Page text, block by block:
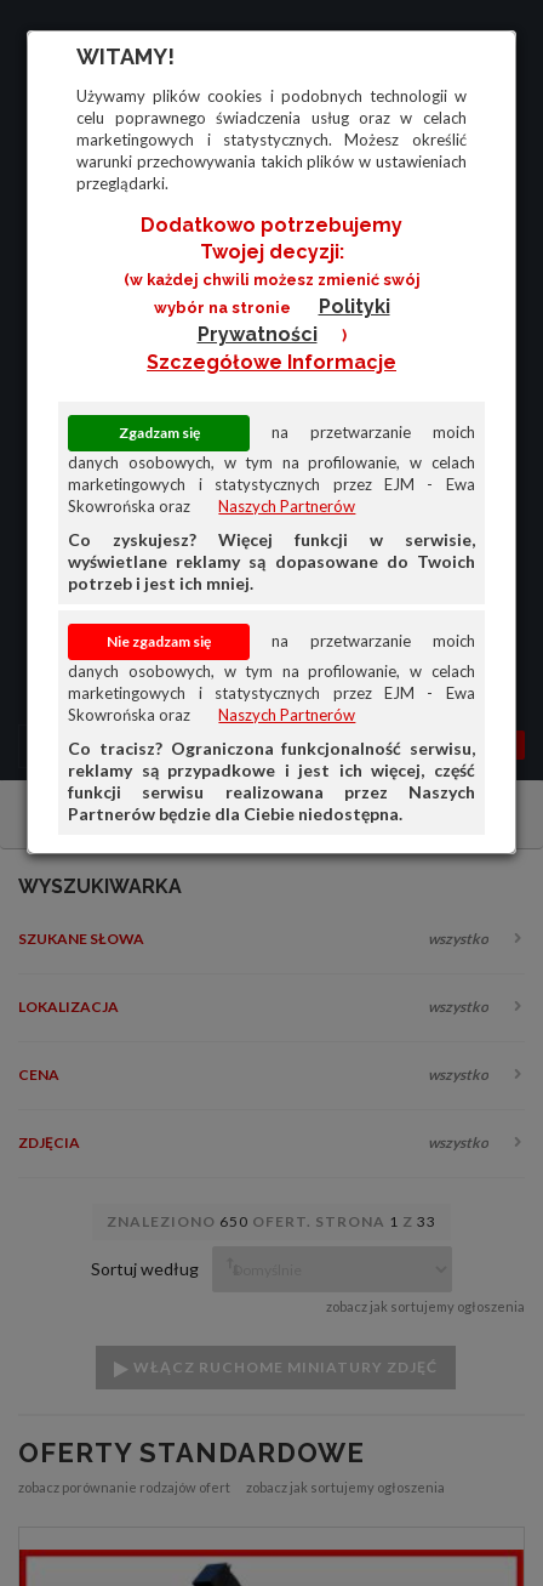
WITAMY!
Używamy plików cookies i podobnych technologii w
celu poprawnego świadczenia usług oraz w celach
marketingowych i statystycznych. Możesz określić
warunki przechowywania takich plików w ustawieniach
przeglądarki.
Dodatkowo potrzebujemy
Twojej decyzji:
(w każdej chwili możesz zmienić swój
wybór na stronie
Polityki
Prywatności
)
Szczegółowe Informacje
na przetwarzanie moich
danych osobowych, w tym na profilowanie, w celach
marketingowych i statystycznych przez EJM - Ewa
Skowrońska oraz
Naszych Partnerów
Co zyskujesz? Więcej funkcji w serwisie,
wyświetlane reklamy są dopasowane do Twoich
potrzeb i jest ich mniej.
na przetwarzanie moich
danych osobowych, w tym na profilowanie, w celach
marketingowych i statystycznych przez EJM - Ewa
Skowrońska oraz
Naszych Partnerów
Co tracisz? Ograniczona funkcjonalność serwisu,
reklamy są przypadkowe i jest ich więcej, część
funkcji serwisu realizowana przez Naszych
Partnerów będzie dla Ciebie niedostępna.
MENU MOJA AG
PRZEGLĄD
Ciągniki i maszyny rolnicze Wszystko
WYSZUKIWARKA
SZUKANE SŁOWA wszystko
LOKALIZACJA wszystko
CENA wszystko
ZDJĘCIA wszystko
ZNALEZIONO 650 OFERT. STRONA 1 Z 33
Sortuj według
zobacz jak sortujemy ogłoszenia
WŁĄCZ RUCHOME MINIATURY ZDJĘĆ
OFERTY STANDARDOWE
zobacz porównanie rodzajów ofert zobacz jak sortujemy ogłoszenia